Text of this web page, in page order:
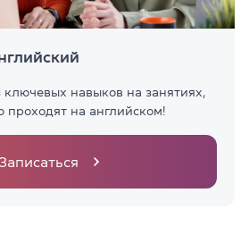
ключевых навыков на занятиях,
проходят на английском!
Записаться